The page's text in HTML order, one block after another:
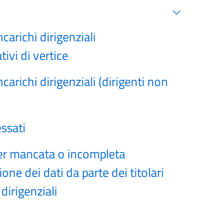
dirigenziali
di vertice
dirigenziali (dirigenti non
mancata o incompleta
dei dati da parte dei titolari